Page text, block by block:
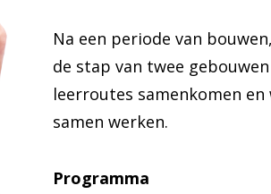
Na een periode van
de stap van twee
leerroutes samenkomen en
samen werken.
Programma